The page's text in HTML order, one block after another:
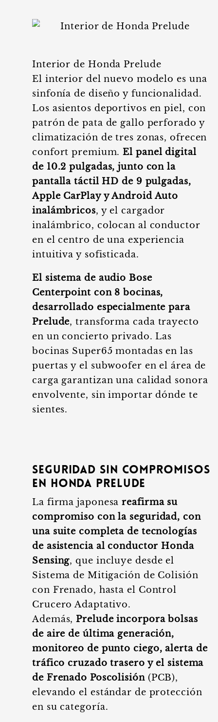
Interior de Honda Prelude
El interior del nuevo modelo es una
sinfonía de diseño y funcionalidad.
Los asientos deportivos en piel, con
patrón de pata de gallo perforado y
climatización de tres zonas, ofrecen
confort premium.El panel digital
de 10.2 pulgadas, junto con la
pantalla táctil HD de 9 pulgadas,
Apple CarPlay y Android Auto
inalámbricos, y el cargador
inalámbrico, colocan al conductor
en el centro de una experiencia
intuitiva y sofisticada.
El sistema de audio Bose
Centerpoint con 8 bocinas,
desarrollado especialmente para
Prelude, transforma cada trayecto
en un concierto privado. Las
bocinas Super65 montadas en las
puertas y el subwoofer en el área de
carga garantizan una calidad sonora
envolvente, sin importar dónde te
sientes.
Seguridad sin compromisos
en Honda Prelude
La firma japonesareafirma su
compromiso con la seguridad, con
una suite completa de tecnologías
de asistencia al conductor Honda
Sensing, que incluye desde el
Sistema de Mitigación de Colisión
con Frenado, hasta el Control
Crucero Adaptativo.
Además,Prelude incorpora bolsas
de aire de última generación,
monitoreo de punto ciego, alerta de
tráfico cruzado trasero y el sistema
de Frenado Poscolisión(PCB),
elevando el estándar de protección
en su categoría.